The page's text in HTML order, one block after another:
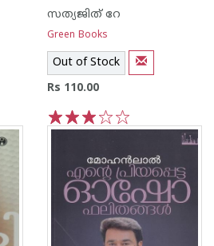
സത്യജിത് റേ
Green Books
Out of Stock
Rs 110.00
5
4
3
2
1